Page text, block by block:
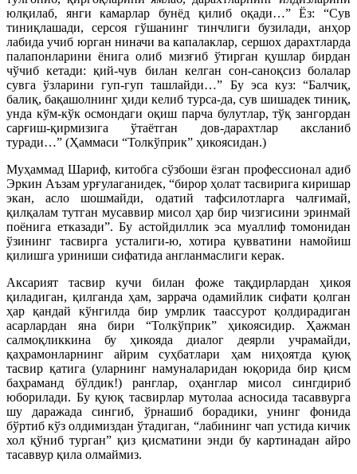
юлқилаб, янги камарлар бунёд қилиб оқади…” Ёз: “Сув
тиниқлашади, серсоя гўшанинг тинчлиги бузилади, анҳор
лабида учиб юрган ниначи ва капалаклар, сершох дарахтларда
палапонларини ёнига олиб мизғиб ўтирган қушлар бирдан
чўчиб кетади: қий-чув билан келган сон-саноқсиз болалар
сувга ўзларини гуп-гуп ташлайди…” Бу эса куз: “Балчиқ,
балиқ, бақашолнинг ҳиди келиб турса-да, сув шишадек тиниқ,
унда кўм-кўк осмондаги оқиш парча булутлар, тўқ зангордан
сарғиш-қирмизига ўтаётган дов-дарахтлар аксланиб
туради…” (Ҳаммаси “Толкўприк” ҳикоясидан.)
Муҳаммад Шариф, китобга сўзбоши ёзган профессионал адиб
Эркин Аъзам урғулаганидек, “бирор ҳолат тасвирига киришар
экан, асло шошмайди, одатий тафсилотларга чалғимай,
қилқалам тутган мусаввир мисол ҳар бир чизгисини эринмай
поёнига етказади”. Бу астойдиллик эса муаллиф томонидан
ўзининг тасвирга усталиги-ю, хотира қувватини намойиш
қилишга уриниши сифатида англанмаслиги керак.
Аксарият тасвир кучи билан фоже тақдирлардан ҳикоя
қиладиган, қилганда ҳам, заррача одамийлик сифати қолган
ҳар қандай кўнгилда бир умрлик таассурот қолдирадиган
асарлардан яна бири “Толкўприк” ҳикоясидир. Ҳажман
салмоқликкина бу ҳикояда диалог деярли учрамайди,
қаҳрамонларнинг айрим суҳбатлари ҳам ниҳоятда қуюқ
тасвир қатига (уларнинг намуналаридан юқорида бир қисм
баҳраманд бўлдик!) ранглар, оҳанглар мисол сингдириб
юборилади. Бу қуюқ тасвирлар мутолаа асносида тасаввурга
шу даражада сингиб, ўрнашиб борадики, унинг фонида
бўртиб кўз олдимиздан ўтадиган, “лабининг чап устида кичик
хол қўниб турган” қиз қисматини энди бу картинадан айро
тасаввур қила олмаймиз.